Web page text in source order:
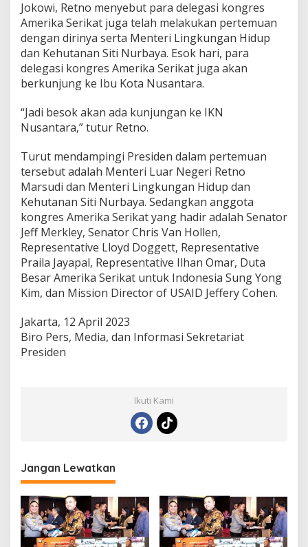
Jokowi, Retno menyebut para delegasi kongres
Amerika Serikat juga telah melakukan pertemuan
dengan dirinya serta Menteri Lingkungan Hidup
dan Kehutanan Siti Nurbaya. Esok hari, para
delegasi kongres Amerika Serikat juga akan
berkunjung ke Ibu Kota Nusantara.
“Jadi besok akan ada kunjungan ke IKN
Nusantara,” tutur Retno.
Turut mendampingi Presiden dalam pertemuan
tersebut adalah Menteri Luar Negeri Retno
Marsudi dan Menteri Lingkungan Hidup dan
Kehutanan Siti Nurbaya. Sedangkan anggota
kongres Amerika Serikat yang hadir adalah Senator
Jeff Merkley, Senator Chris Van Hollen,
Representative Lloyd Doggett, Representative
Praila Jayapal, Representative Ilhan Omar, Duta
Besar Amerika Serikat untuk Indonesia Sung Yong
Kim, dan Mission Director of USAID Jeffery Cohen.
Jakarta, 12 April 2023
Biro Pers, Media, dan Informasi Sekretariat
Presiden
Ikuti Kami
Jangan Lewatkan